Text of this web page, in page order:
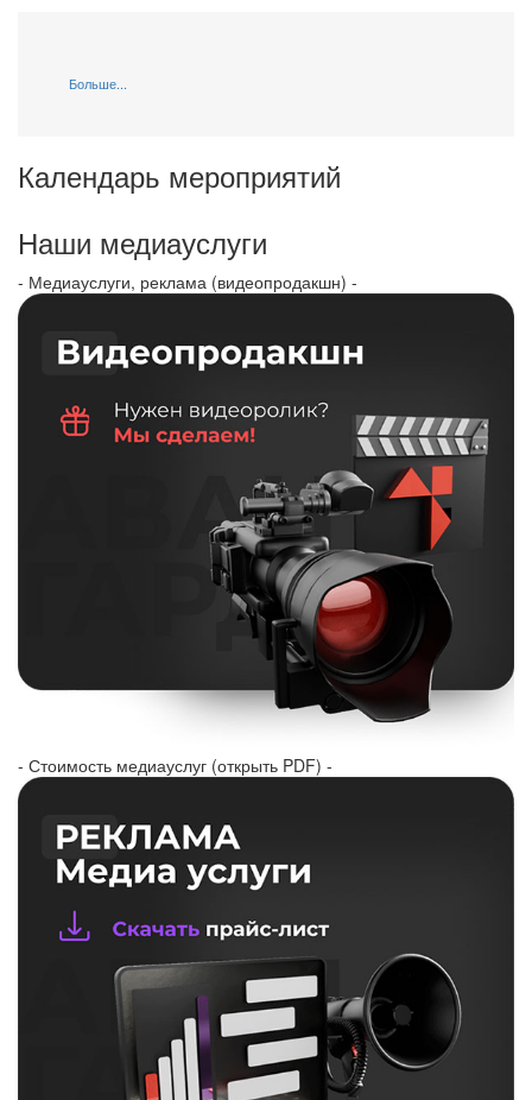
Больше...
Календарь мероприятий
Наши медиауслуги
- Медиауслуги, реклама (видеопродакшн) -
- Стоимость медиауслуг (открыть PDF) -